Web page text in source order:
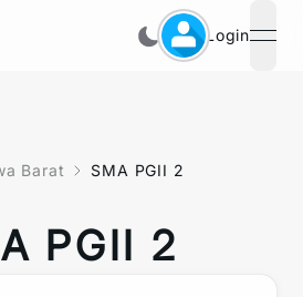
Login
Barat SMA PGII 2
PGII 2